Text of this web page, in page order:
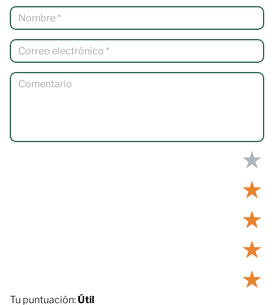
★
★
★
★
★
Tu puntuación: Útil